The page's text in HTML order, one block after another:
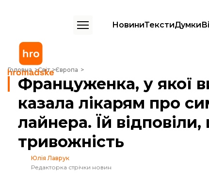
НовиниТекстиДумки
Головна Світ Європа
Француженка, у якої виявили хантавірус, казала лікарям про
Француженка, у якої
казала лікарям про
лайнера. Їй
тривожність
Юлія Лаврук
Редакторка стрічки новин